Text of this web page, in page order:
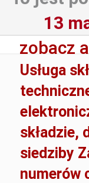
13
zobacz
Usługa
składzie,
siedziby
numerów